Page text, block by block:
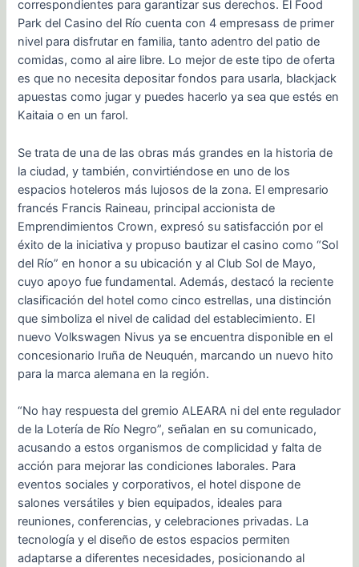
correspondientes para garantizar sus derechos. El Food
Park del Casino del Río cuenta con 4 empresass de primer
nivel para disfrutar en familia, tanto adentro del patio de
comidas, como al aire libre. Lo mejor de este tipo de oferta
es que no necesita depositar fondos para usarla, blackjack
apuestas como jugar y puedes hacerlo ya sea que estés en
Kaitaia o en un farol.
Se trata de una de las obras más grandes en la historia de
la ciudad, y también, convirtiéndose en uno de los
espacios hoteleros más lujosos de la zona. El empresario
francés Francis Raineau, principal accionista de
Emprendimientos Crown, expresó su satisfacción por el
éxito de la iniciativa y propuso bautizar el casino como “Sol
del Río” en honor a su ubicación y al Club Sol de Mayo,
cuyo apoyo fue fundamental. Además, destacó la reciente
clasificación del hotel como cinco estrellas, una distinción
que simboliza el nivel de calidad del establecimiento. El
nuevo Volkswagen Nivus ya se encuentra disponible en el
concesionario Iruña de Neuquén, marcando un nuevo hito
para la marca alemana en la región.
“No hay respuesta del gremio ALEARA ni del ente regulador
de la Lotería de Río Negro”, señalan en su comunicado,
acusando a estos organismos de complicidad y falta de
acción para mejorar las condiciones laborales. Para
eventos sociales y corporativos, el hotel dispone de
salones versátiles y bien equipados, ideales para
reuniones, conferencias, y celebraciones privadas. La
tecnología y el diseño de estos espacios permiten
adaptarse a diferentes necesidades, posicionando al